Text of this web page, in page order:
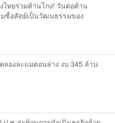
ทยร่วมต้านโกง! วันต่อต้าน
มซื่อสัตย์เป็นวัฒนธรรมของ
องละแมตอนล่าง งบ 345 ล้าน